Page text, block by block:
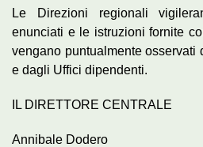
Le Direzioni regionali
enunciati e le istruzioni fornite
vengano puntualmente
e dagli Uffici dipendenti.
IL DIRETTORE CENTRALE
Annibale Dodero